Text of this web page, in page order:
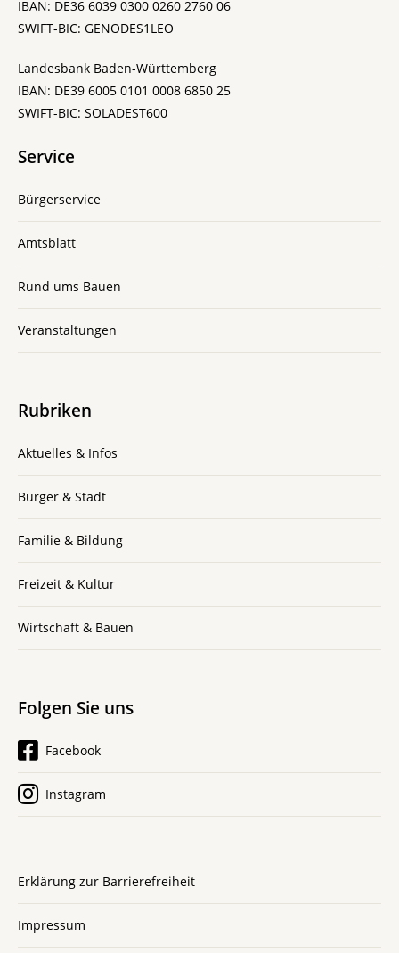
IBAN: DE36 6039 0300 0260 2760 06
SWIFT-BIC: GENODES1LEO
Landesbank Baden-Württemberg
IBAN: DE39 6005 0101 0008 6850 25
SWIFT-BIC: SOLADEST600
Service
Bürgerservice
Amtsblatt
Rund ums Bauen
Veranstaltungen
Rubriken
Aktuelles & Infos
Bürger & Stadt
Familie & Bildung
Freizeit & Kultur
Wirtschaft & Bauen
Folgen Sie uns
Facebook
Instagram
Erklärung zur Barrierefreiheit
Impressum